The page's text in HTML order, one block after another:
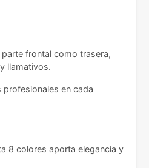
frontal como trasera,
llamativos.
en cada
8 colores aporta elegancia y